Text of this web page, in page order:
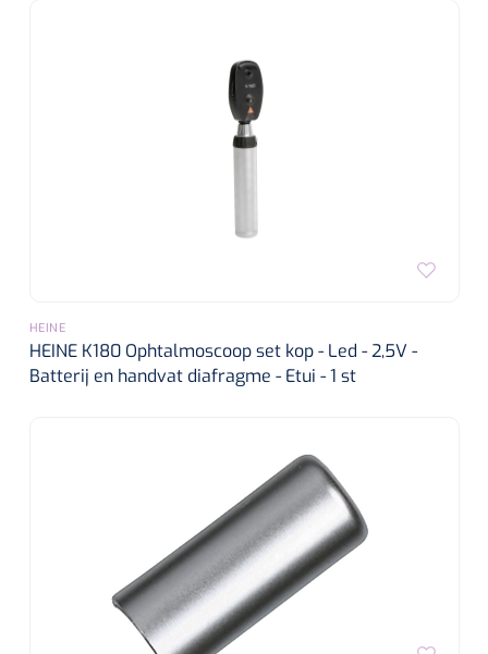
HEINE
HEINE K180 Ophtalmoscoop set kop - Led - 2,5V -
Batterij en handvat diafragme - Etui - 1 st